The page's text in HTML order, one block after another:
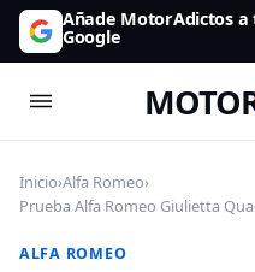
Añade MotorAdictos a
Google
Inicio›Alfa Romeo›
Prueba Alfa Romeo Giulietta
ALFA ROMEO